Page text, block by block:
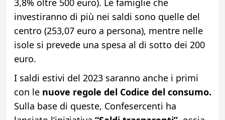
3,8% oltre 500 euro). Le famiglie che
investiranno di più nei saldi sono quelle del
centro (253,07 euro a persona), mentre nelle
isole si prevede una spesa al di sotto dei 200
euro.
I saldi estivi del 2023 saranno anche i primi
con lenuove regole del Codice del consumo.
Sulla base di queste, Confesercenti ha